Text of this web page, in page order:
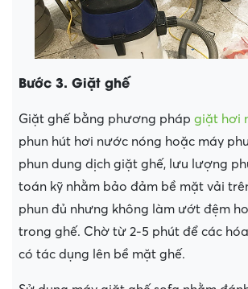
Bước 3. Giặt ghế
Giặt ghế bằng phương pháp giặt hơi
phun hút hơi nước nóng hoặc máy
phun dung dịch giặt ghế, lưu lượng
toán kỹ nhằm bảo đảm bề mặt vải
phun đủ nhưng không làm ướt đệm
trong ghế. Chờ từ 2-5 phút để các
có tác dụng lên bề mặt ghế.